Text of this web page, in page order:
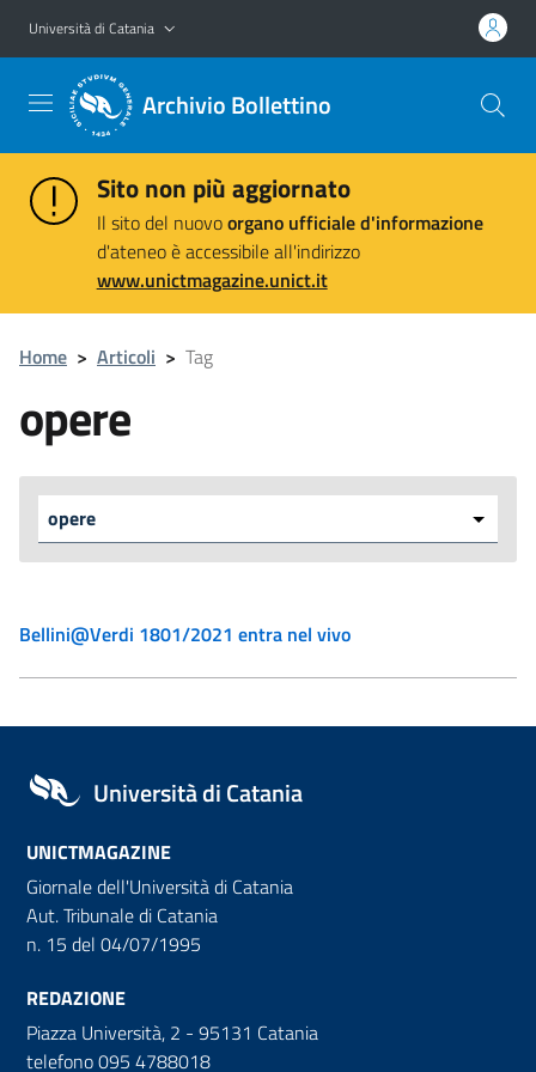
Vai al contenuto principale
Vai al menu di navigazione
Università di Catania
Archivio Bollettino
Sito non più aggiornato
Il sito del nuovoorgano ufficiale d'informazione
d'ateneo è accessibile all'indirizzo
www.unictmagazine.unict.it
Home > Articoli > Tag
opere
Bellini@Verdi 1801/2021 entra nel vivo
Università di Catania
UNICTMAGAZINE
Giornale dell'Università di Catania
Aut. Tribunale di Catania
n. 15 del 04/07/1995
REDAZIONE
Piazza Università, 2 - 95131 Catania
telefono 095 4788018